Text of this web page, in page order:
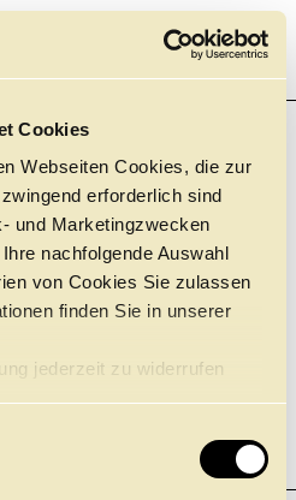
Cookies
Webseiten Cookies, die zur
erforderlich sind
und Marketingzwecken
nachfolgende Auswahl
von Cookies Sie zulassen
finden Sie in unserer
jederzeit zu widerrufen
Saal KONZERT
Tickets
Tickets